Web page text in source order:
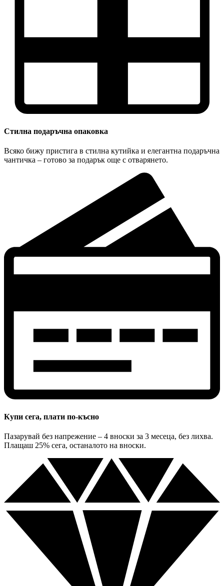
Стилна подаръчна опаковка
Всяко бижу пристига в стилна кутийка и елегантна подаръчна
чантичка – готово за подарък още с отварянето.
Купи сега, плати по-късно
Пазарувай без напрежение – 4 вноски за 3 месеца, без лихва.
Плащаш 25% сега, останалото на вноски.